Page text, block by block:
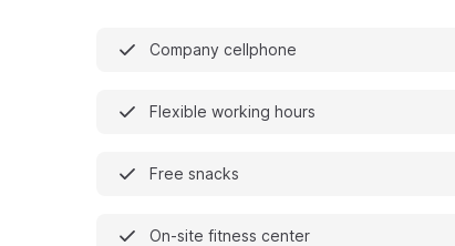
Company cellphone
Flexible working hours
Free snacks
On-site fitness center